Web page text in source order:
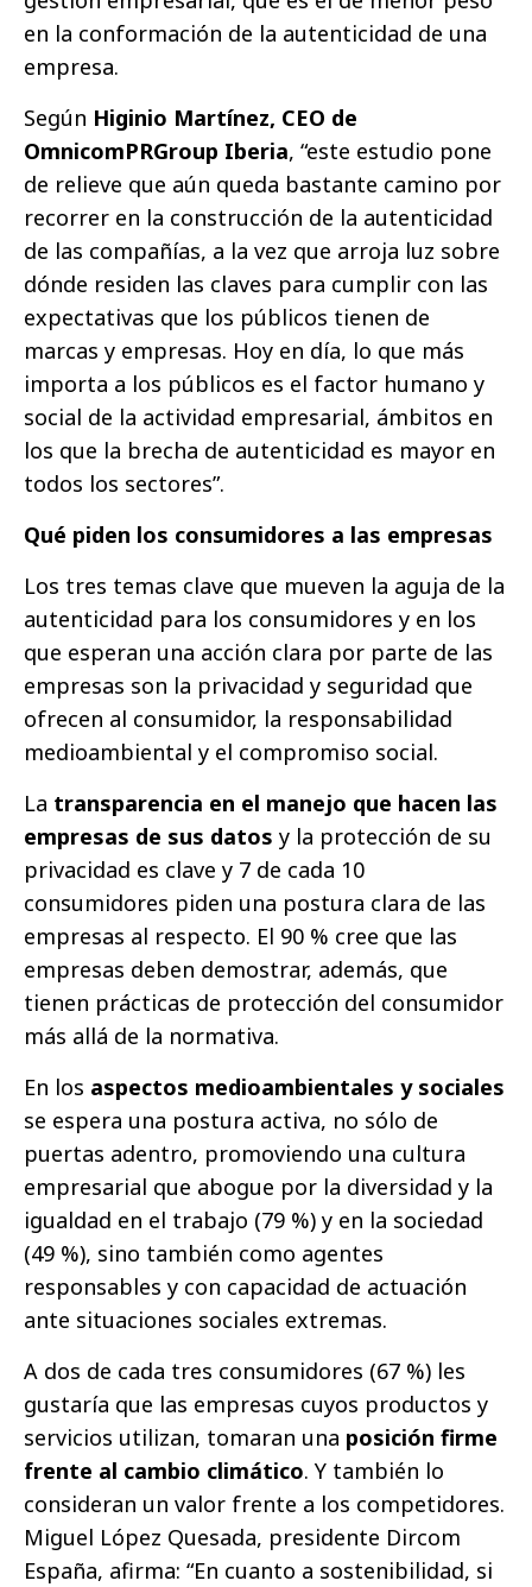
en la conformación de la autenticidad de una
empresa.
Según Higinio Martínez, CEO de
OmnicomPRGroup Iberia, “este estudio pone
de relieve que aún queda bastante camino por
recorrer en la construcción de la autenticidad
de las compañías, a la vez que arroja luz sobre
dónde residen las claves para cumplir con las
expectativas que los públicos tienen de
marcas y empresas. Hoy en día, lo que más
importa a los públicos es el factor humano y
social de la actividad empresarial, ámbitos en
los que la brecha de autenticidad es mayor en
todos los sectores”.
Qué piden los consumidores a las empresas
Los tres temas clave que mueven la aguja de la
autenticidad para los consumidores y en los
que esperan una acción clara por parte de las
empresas son la privacidad y seguridad que
ofrecen al consumidor, la responsabilidad
medioambiental y el compromiso social.
La transparencia en el manejo que hacen las
empresas de sus datos y la protección de su
privacidad es clave y 7 de cada 10
consumidores piden una postura clara de las
empresas al respecto. El 90 % cree que las
empresas deben demostrar, además, que
tienen prácticas de protección del consumidor
más allá de la normativa.
En los aspectos medioambientales y sociales
se espera una postura activa, no sólo de
puertas adentro, promoviendo una cultura
empresarial que abogue por la diversidad y la
igualdad en el trabajo (79 %) y en la sociedad
(49 %), sino también como agentes
responsables y con capacidad de actuación
ante situaciones sociales extremas.
A dos de cada tres consumidores (67 %) les
gustaría que las empresas cuyos productos y
servicios utilizan, tomaran una posición firme
frente al cambio climático. Y también lo
consideran un valor frente a los competidores.
Miguel López Quesada, presidente Dircom
España, afirma: “En cuanto a sostenibilidad, si